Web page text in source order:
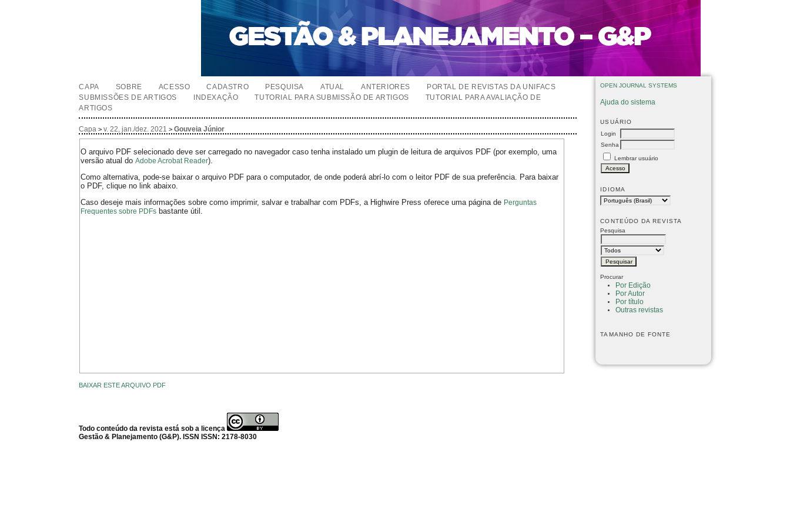
OPEN JOURNAL SYSTEMS
Ajuda do sistema
USUÁRIO
Login
Senha
Lembrar usuário
IDIOMA
CONTEÚDO DA REVISTA
Pesquisa
Procurar
Por Edição
Por Autor
Por título
Outras revistas
TAMANHO DE FONTE
CAPA SOBRE ACESSO CADASTRO PESQUISA ATUAL ANTERIORES
PORTAL DE REVISTAS DA UNIFACS
SUBMISSÕES DE ARTIGOS
INDEXAÇÃO TUTORIAL PARA SUBMISSÃO DE ARTIGOS
TUTORIAL PARA AVALIAÇÃO DE
ARTIGOS
Capa >v. 22, jan./dez. 2021 >Gouveia Júnior
O arquivo PDF selecionado deve ser carregado no navegador caso tenha instalado um plugin de leitura de arquivos PDF (por exemplo, uma
versão atual doAdobe Acrobat Reader).
Como alternativa, pode-se baixar o arquivo PDF para o computador, de onde poderá abrí-lo com o leitor PDF de sua preferência. Para baixar
o PDF, clique no link abaixo.
Caso deseje mais informações sobre como imprimir, salvar e trabalhar com PDFs, a Highwire Press oferece uma página de Perguntas
Frequentes sobre PDFs bastante útil.
BAIXAR ESTE ARQUIVO PDF
Todo conteúdo da revista está sob a licença
Gestão & Planejamento (G&P). ISSN ISSN: 2178-8030